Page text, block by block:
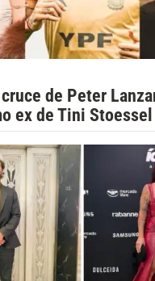
de Peter
ex de Tini Stoessel